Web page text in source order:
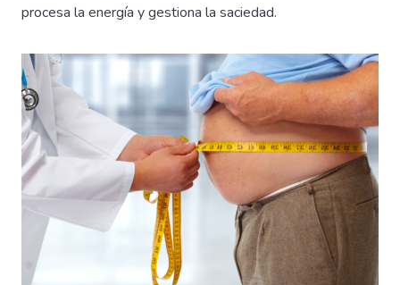
procesa la energía y gestiona la saciedad.